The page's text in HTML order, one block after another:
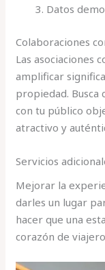
Datos
Colaboraciones
Las asociaciones
amplificar
propiedad. Busca
con tu público
atractivo y
Servicios
Mejorar la
darles un lugar
hacer que una
corazón de